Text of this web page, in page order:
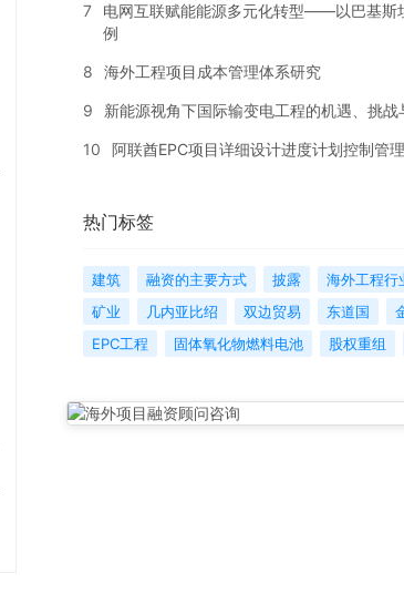
7
电网互联赋能能源多元化转型——以巴基斯
例
8 海外工程项目成本管理体系研究
9 新能源视角下国际输变电工程的机遇、挑战
10 阿联酋EPC项目详细设计进度计划控制管
热门标签
建筑 融资的主要方式 披露
海外工程行
矿业
几内亚比绍 双边贸易 东道国
EPC工程
固体氧化物燃料电池 股权重组